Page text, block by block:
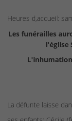
Heures d,accueil:
Les funérailles
l'église
La défunte laisse